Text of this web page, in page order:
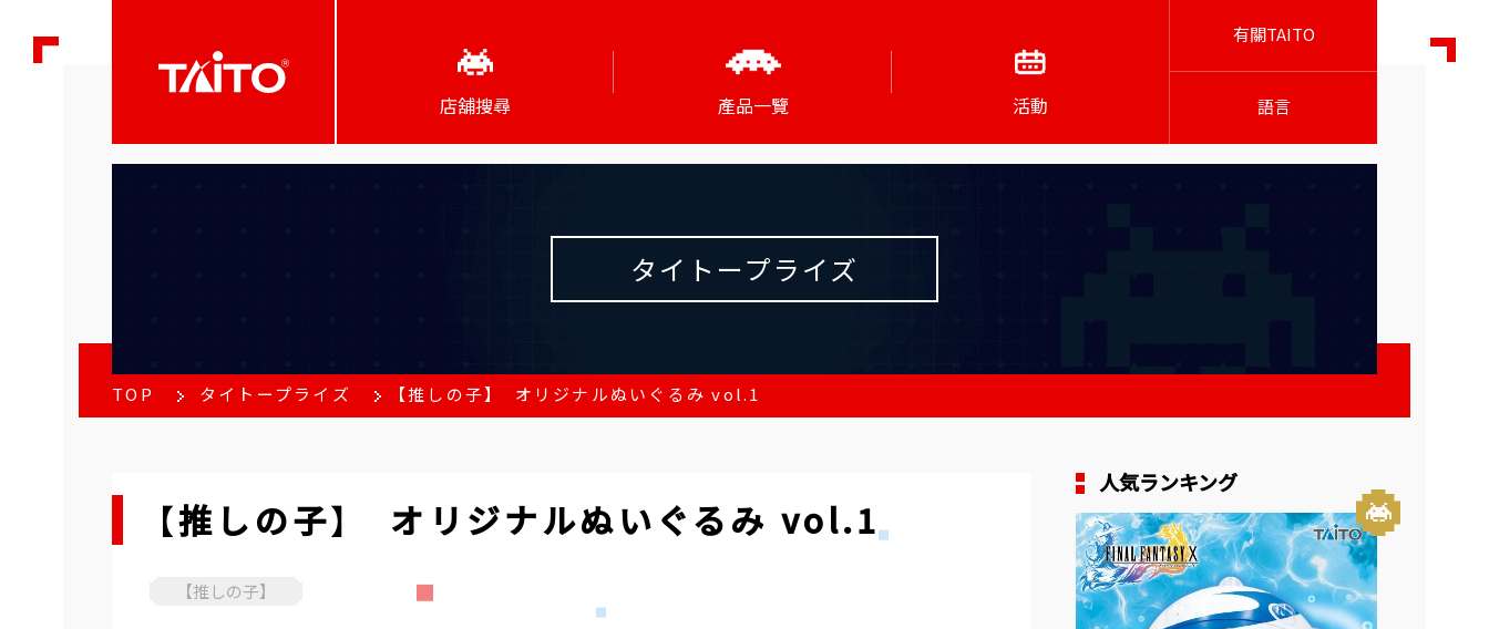
店舖搜尋 產品一覽 活動
有關TAITO
語言
タイトープライズ
TOP タイトープライズ 【推しの子】 オリジナルぬいぐるみ vol.1
【推しの子】 オリジナルぬいぐるみ vol.1
【推しの子】
人気ランキング